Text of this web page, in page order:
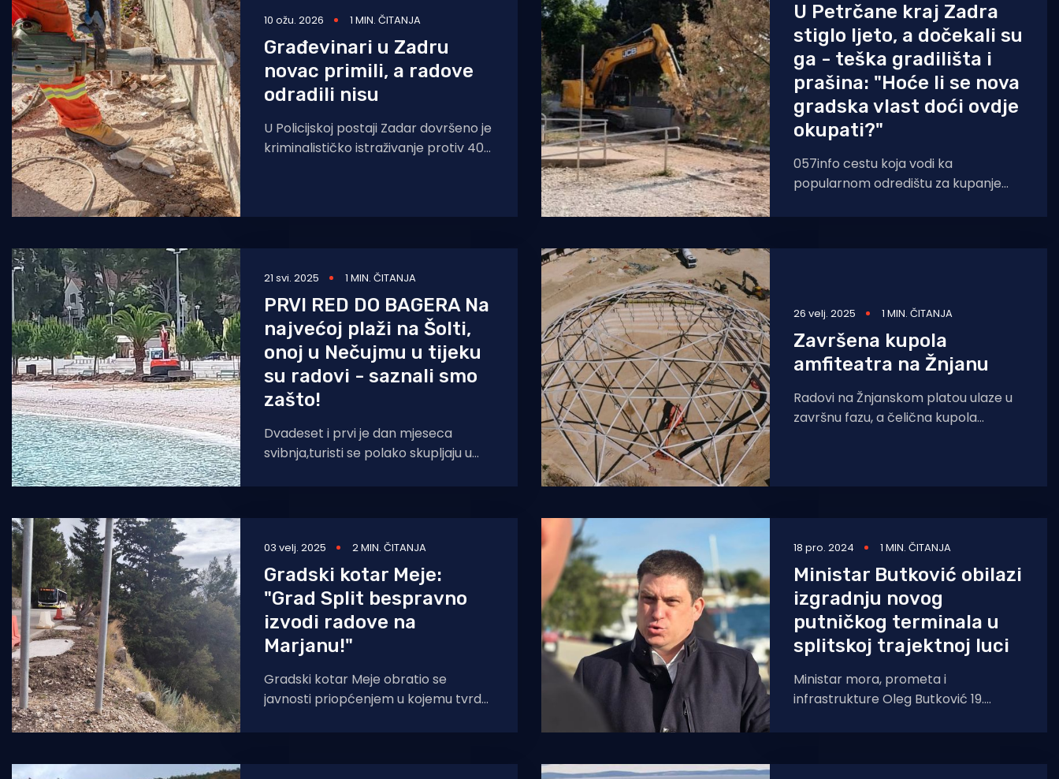
Ribolov
Ekologija
Tradicija i kultura
10 ožu. 2026 1 MIN. ČITANJA
Građevinari u Zadru
novac primili, a radove
odradili nisu
U Policijskoj postaji Zadar dovršeno je
kriminalističko istraživanje protiv 40-
U Petrčane kraj Zadra
stiglo ljeto, a dočekali su
ga - teška gradilišta i
prašina: "Hoće li se nova
gradska vlast doći ovdje
okupati?"
057info cestu koja vodi ka
popularnom odredištu za kupanje
šokom. Jesu li daleko od istine? Radi
21 svi. 2025 1 MIN. ČITANJA
PRVI RED DO BAGERA Na
najvećoj plaži na Šolti,
onoj u Nečujmu u tijeku
su radovi - saznali smo
zašto!
Dvadeset i prvi je dan mjeseca
svibnja,turisti se polako skupljaju u
Nečujmu
26 velj. 2025 1 MIN. ČITANJA
Završena kupola
amfiteatra na Žnjanu
Radovi na Žnjanskom platou ulaze u
završnu fazu, a čelična kupola
03 velj. 2025 2 MIN. ČITANJA
Gradski kotar Meje:
"Grad Split bespravno
izvodi radove na
Marjanu!"
Gradski kotar Meje obratio se
javnosti priopćenjem u kojemu tvrde
radove u park-šumi Marjan.
18 pro. 2024 1 MIN. ČITANJA
Ministar Butković obilazi
izgradnju novog
putničkog terminala u
splitskoj trajektnoj luci
Ministar mora, prometa i
infrastrukture Oleg Butković 19.
dalmatinskoj županiji gdje će obići